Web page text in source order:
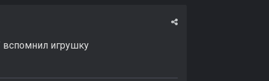
игрушку